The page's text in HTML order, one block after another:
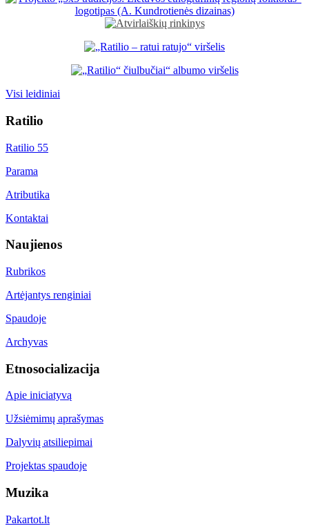
Visi leidiniai
Ratilio
Ratilio 55
Parama
Atributika
Kontaktai
Naujienos
Rubrikos
Artėjantys renginiai
Spaudoje
Archyvas
Etnosocializacija
Apie iniciatyvą
Užsiėmimų aprašymas
Dalyvių atsiliepimai
Projektas spaudoje
Muzika
Pakartot.lt